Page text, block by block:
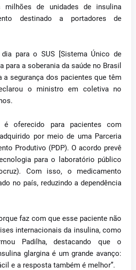
de unidades de insulina
destinado a portadores de
para o SUS [Sistema Único de
para a soberania da saúde no Brasil
a segurança dos pacientes que têm
o ministro em coletiva no
oferecido para pacientes com
por meio de uma Parceria
Produtivo (PDP). O acordo prevê
para o laboratório público
Com isso, o medicamento
no país, reduzindo a dependência
faz com que esse paciente não
internacionais da insulina, como
Padilha, destacando que o
glargina é um grande avanço:
e a resposta também é melhor”.